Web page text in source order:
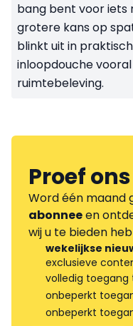
bang bent voor iets
grotere kans op
blinkt uit in
inloopdouche
ruimtebeleving.
Proef ons
Word één maand
abonneeen
wij u te bieden
wekelijkse
exclusieve
volledig
onbeperkt
onbeperkt